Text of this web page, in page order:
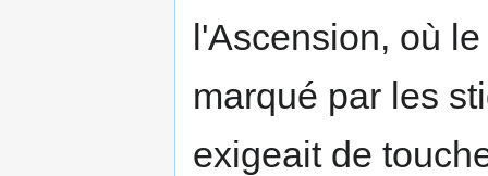
l'Ascension, où
marqué par les
exigeait de